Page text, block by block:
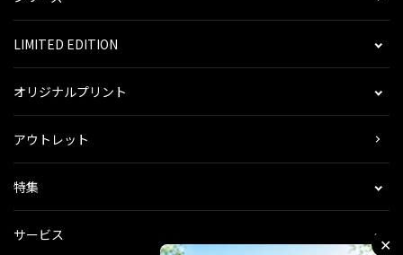
LIMITED EDITION
オリジナルプリント
アウトレット
特集
サービス ✕